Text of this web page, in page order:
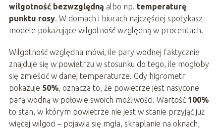
wilgotność bezwzględną albo np. temperaturę
punktu rosy. W domach i biurach najczęściej spotykasz
modele pokazujące wilgotność względną w procentach.
Wilgotność względna mówi, ile pary wodnej faktycznie
znajduje się w powietrzu w stosunku do tego, ile mogłoby
się zmieścić w danej temperaturze. Gdy higrometr
pokazuje 50%, oznacza to, że powietrze jest nasycone
parą wodną w połowie swoich możliwości. Wartość 100%
to stan, w którym powietrze nie jest w stanie przyjąć już
więcej wilgoci – pojawia się mgła, skraplanie na oknach,